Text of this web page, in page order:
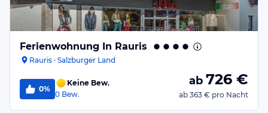
Ferienwohnung In Rauris
Rauris · Salzburger Land
0%
Keine Bew.
0 Bew.
ab 726 €
ab 363 € pro Nacht